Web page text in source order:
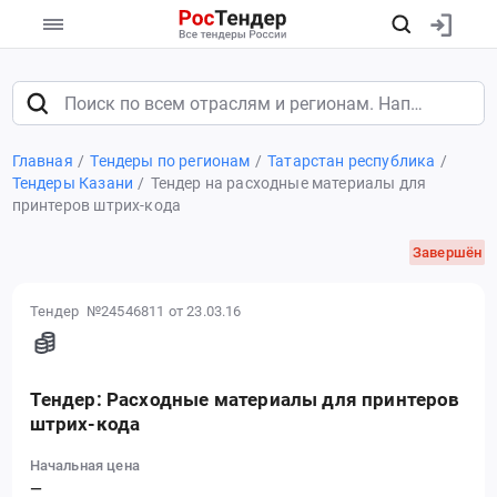
Главная Тендеры по регионам
Татарстан республика
Тендеры Казани
Тендер на расходные материалы для
принтеров штрих-кода
Завершён
Тендер №24546811 от 23.03.16
Тендер: Расходные материалы для принтеров
штрих-кода
Начальная цена
—